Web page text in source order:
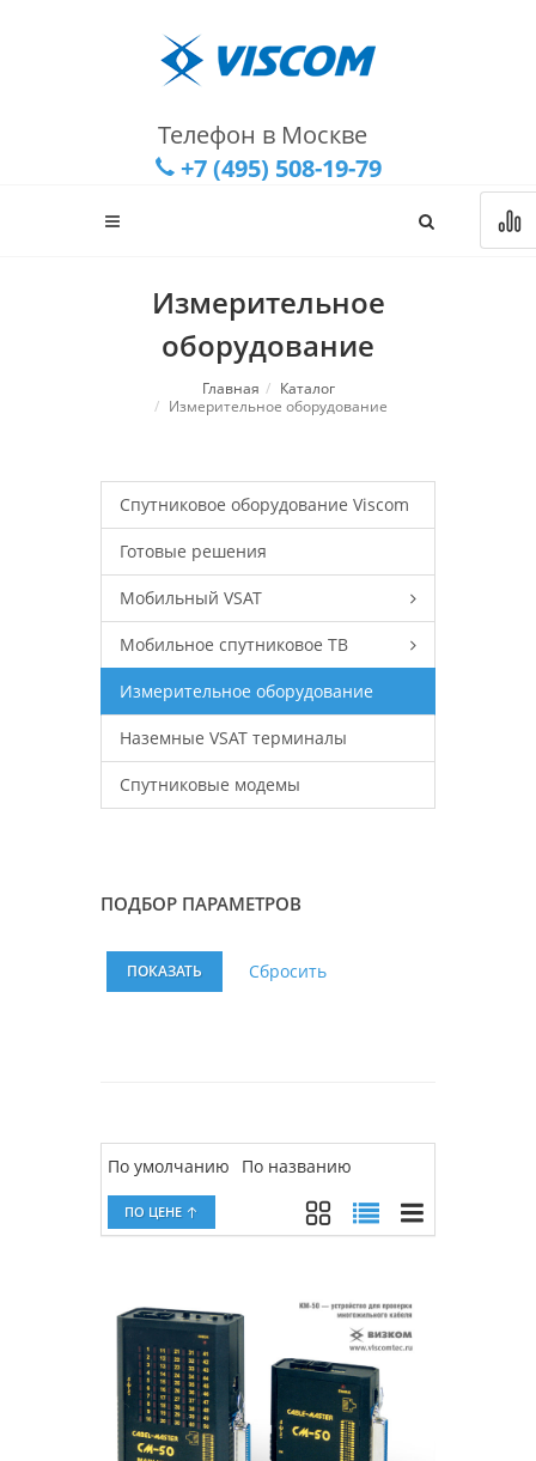
Телефон в Москве
+7 (495) 508-19-79
Измерительное
оборудование
Главная
Каталог
Измерительное оборудование
Спутниковое оборудование Viscom
Готовые решения
Мобильный VSAT
Мобильное спутниковое ТВ
Измерительное оборудование
Наземные VSAT терминалы
Спутниковые модемы
ПОДБОР ПАРАМЕТРОВ
По умолчанию По названию
ПО ЦЕНЕ